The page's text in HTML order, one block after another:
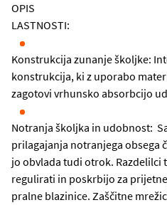
OPIS
LASTNOSTI:
Konstrukcija zunanje školjke:
konstrukcija, ki z uporabo
zagotovi vrhunsko absorbcijo
Notranja školjka in udobnost:
prilagajanja notranjega obsega
jo obvlada tudi otrok. Razdelilci
regulirati in poskrbijo za
pralne blazinice. Zaščitne